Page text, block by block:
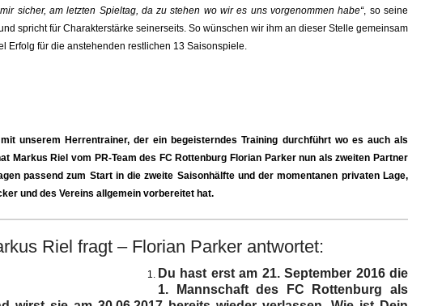
sicher, am letzten Spieltag, da zu stehen wo wir es uns vorgenommen habe“, so seine
spricht für Charakterstärke seinerseits. So wünschen wir ihm an dieser Stelle gemeinsam
Erfolg für die anstehenden restlichen 13 Saisonspiele.
unserem Herrentrainer, der ein begeisterndes Training durchführt wo es auch als
Markus Riel vom PR-Team des FC Rottenburg Florian Parker nun als zweiten Partner
passend zum Start in die zweite Saisonhälfte und der momentanen privaten Lage,
und des Vereins allgemein vorbereitet hat.
Riel fragt – Florian Parker antwortet:
Du hast erst am 21. September 2016 die
1. Mannschaft des FC Rottenburg als